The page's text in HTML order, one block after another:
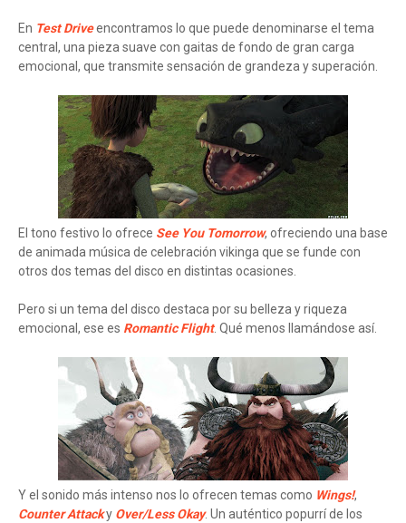
En Test Driveencontramos lo que puede denominarse el tema
central, una pieza suave con gaitas de fondo de gran carga
emocional, que transmite sensación de grandeza y superación.
El tono festivo lo ofrece See You Tomorrow, ofreciendo una base
de animada música de celebración vikinga que se funde con
otros dos temas del disco en distintas ocasiones.
Pero si un tema del disco destaca por su belleza y riqueza
emocional, ese es Romantic Flight. Qué menos llamándose así.
Y el sonido más intenso nos lo ofrecen temas como Wings!,
Counter Attacky Over/Less Okay. Un auténtico popurrí de los